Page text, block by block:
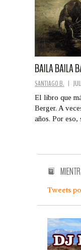
BAILA BAILA
SANTIAGO B. |
El libro que
Berger. A
años. Por
Tweets